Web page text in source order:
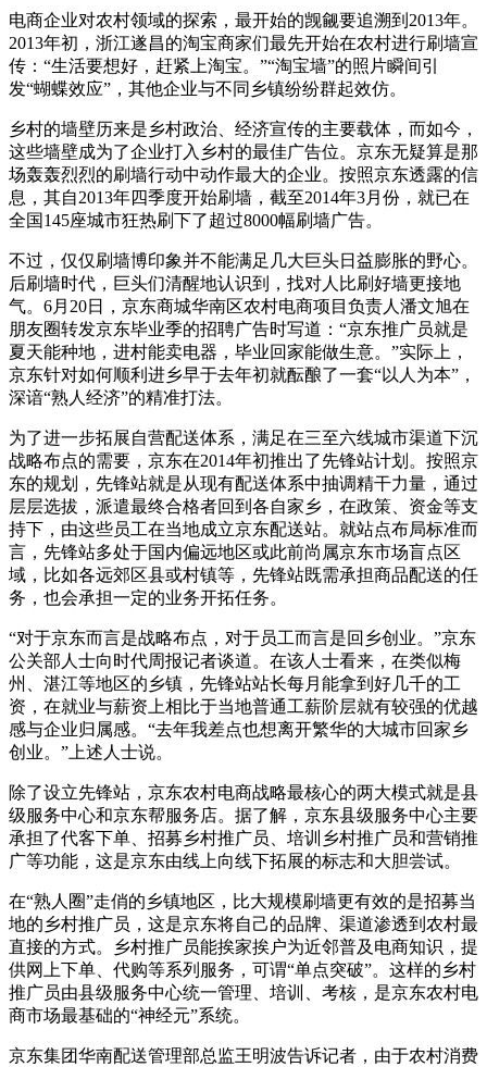
电商企业对农村领域的探索，最开始的觊觎要追溯到2013年。
2013年初，浙江遂昌的淘宝商家们最先开始在农村进行刷墙宣
传：“生活要想好，赶紧上淘宝。”“淘宝墙”的照片瞬间引
发“蝴蝶效应”，其他企业与不同乡镇纷纷群起效仿。
乡村的墙壁历来是乡村政治、经济宣传的主要载体，而如今，
这些墙壁成为了企业打入乡村的最佳广告位。京东无疑算是那
场轰轰烈烈的刷墙行动中动作最大的企业。按照京东透露的信
息，其自2013年四季度开始刷墙，截至2014年3月份，就已在
全国145座城市狂热刷下了超过8000幅刷墙广告。
不过，仅仅刷墙博印象并不能满足几大巨头日益膨胀的野心。
后刷墙时代，巨头们清醒地认识到，找对人比刷好墙更接地
气。6月20日，京东商城华南区农村电商项目负责人潘文旭在
朋友圈转发京东毕业季的招聘广告时写道：“京东推广员就是
夏天能种地，进村能卖电器，毕业回家能做生意。”实际上，
京东针对如何顺利进乡早于去年初就酝酿了一套“以人为本”，
深谙“熟人经济”的精准打法。
为了进一步拓展自营配送体系，满足在三至六线城市渠道下沉
战略布点的需要，京东在2014年初推出了先锋站计划。按照京
东的规划，先锋站就是从现有配送体系中抽调精干力量，通过
层层选拔，派遣最终合格者回到各自家乡，在政策、资金等支
持下，由这些员工在当地成立京东配送站。就站点布局标准而
言，先锋站多处于国内偏远地区或此前尚属京东市场盲点区
域，比如各远郊区县或村镇等，先锋站既需承担商品配送的任
务，也会承担一定的业务开拓任务。
“对于京东而言是战略布点，对于员工而言是回乡创业。”京东
公关部人士向时代周报记者谈道。在该人士看来，在类似梅
州、湛江等地区的乡镇，先锋站站长每月能拿到好几千的工
资，在就业与薪资上相比于当地普通工薪阶层就有较强的优越
感与企业归属感。“去年我差点也想离开繁华的大城市回家乡
创业。”上述人士说。
除了设立先锋站，京东农村电商战略最核心的两大模式就是县
级服务中心和京东帮服务店。据了解，京东县级服务中心主要
承担了代客下单、招募乡村推广员、培训乡村推广员和营销推
广等功能，这是京东由线上向线下拓展的标志和大胆尝试。
在“熟人圈”走俏的乡镇地区，比大规模刷墙更有效的是招募当
地的乡村推广员，这是京东将自己的品牌、渠道渗透到农村最
直接的方式。乡村推广员能挨家挨户为近邻普及电商知识，提
供网上下单、代购等系列服务，可谓“单点突破”。这样的乡村
推广员由县级服务中心统一管理、培训、考核，是京东农村电
商市场最基础的“神经元”系统。
京东集团华南配送管理部总监王明波告诉记者，由于农村消费